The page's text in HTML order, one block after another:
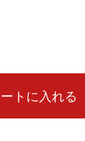
トに入れる